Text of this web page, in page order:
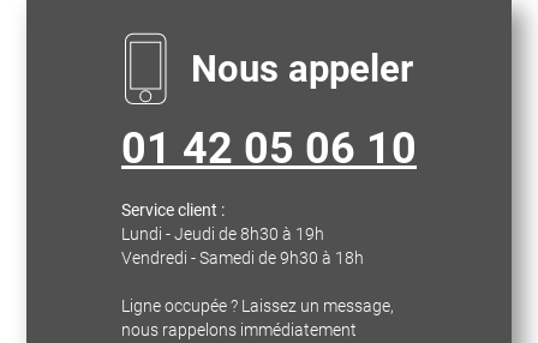
Nous appeler
01 42 05 06 10
Service client :
Lundi - Jeudi de 8h30 à 19h
Vendredi - Samedi de 9h30 à 18h
Ligne occupée ? Laissez un message,
nous rappelons immédiatement